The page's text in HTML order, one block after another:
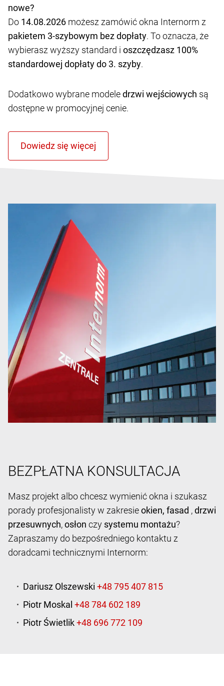
nowe?
Do 14.08.2026 możesz zamówić okna Internorm z
pakietem 3-szybowym bez dopłaty. To oznacza, że
wybierasz wyższy standard i oszczędzasz 100%
standardowej dopłaty do 3. szyby.
Dodatkowo wybrane modeledrzwi wejściowych są
dostępne w promocyjnej cenie.
BEZPŁATNA KONSULTACJA
Masz projekt albo chcesz wymienić okna i szukasz
porady profesjonalisty w zakresieokien, fasad ,drzwi
przesuwnych,osłon czy systemu montażu?
Zapraszamy do bezpośredniego kontaktu z
doradcami technicznymi Internorm:
Dariusz Olszewski
Piotr Moskal
Piotr Świetlik